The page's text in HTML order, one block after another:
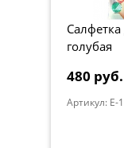
голубая
480 руб.
Артикул: E-